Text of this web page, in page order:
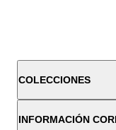
COLECCIONES
INFORMACIÓN